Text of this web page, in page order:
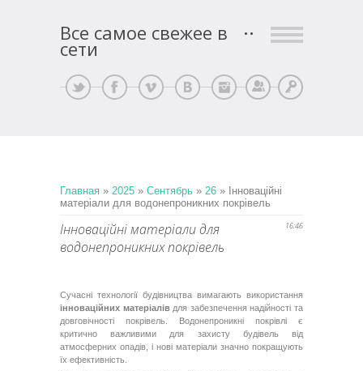
Все самое свежее в
сети
Регистрация
Главная » 2025 » Сентябрь » 26 » Інноваційні
матеріали для водонепроникних покрівель
16:46
Інноваційні матеріали для
водонепроникних покрівель
Сучасні технології будівництва вимагають використання
інноваційних матеріалівдля забезпечення надійності та
довговічності покрівель. Водонепроникні покрівлі є
критично важливими для захисту будівель від
атмосферних опадів, і нові матеріали значно покращують
їх ефективність.